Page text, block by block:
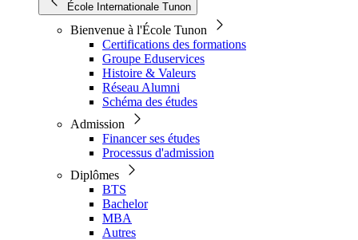
École Internationale Tunon
Bienvenue à l'École Tunon
Certifications des formations
Groupe Eduservices
Histoire & Valeurs
Réseau Alumni
Schéma des études
Admission
Financer ses études
Processus d'admission
Diplômes
BTS
Bachelor
MBA
Autres